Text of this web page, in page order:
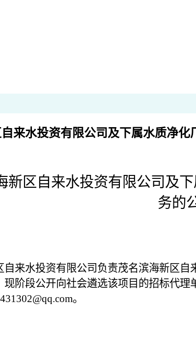
来水投资有限公司及下属水质净
新区自来水投资有限公司及
务的
自来水投资有限公司负责茂名滨海新区自
阶段公开向社会遴选该项目的招标代
@qq.com。